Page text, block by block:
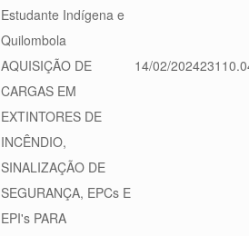
Estudante Indígena e
Quilombola
AQUISIÇÃO DE
CARGAS EM
EXTINTORES DE
INCÊNDIO,
SINALIZAÇÃO DE
SEGURANÇA, EPCs E
EPI's PARA
14/02/2024